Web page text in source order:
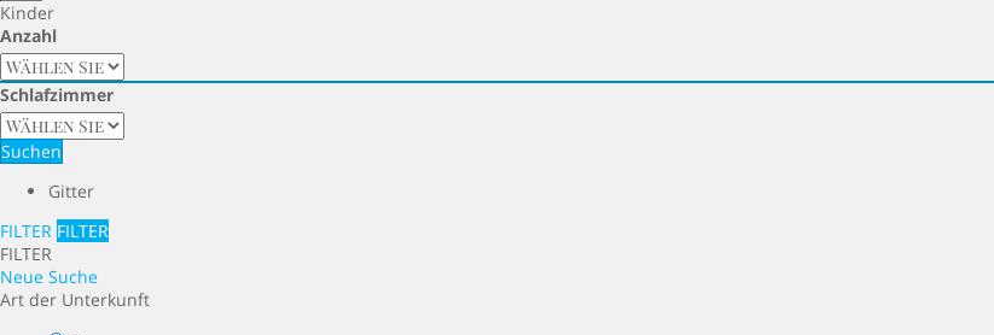
Kinder
Anzahl
Schlafzimmer
Suchen
Gitter
FILTER FILTER
FILTER
Neue Suche
Art der Unterkunft